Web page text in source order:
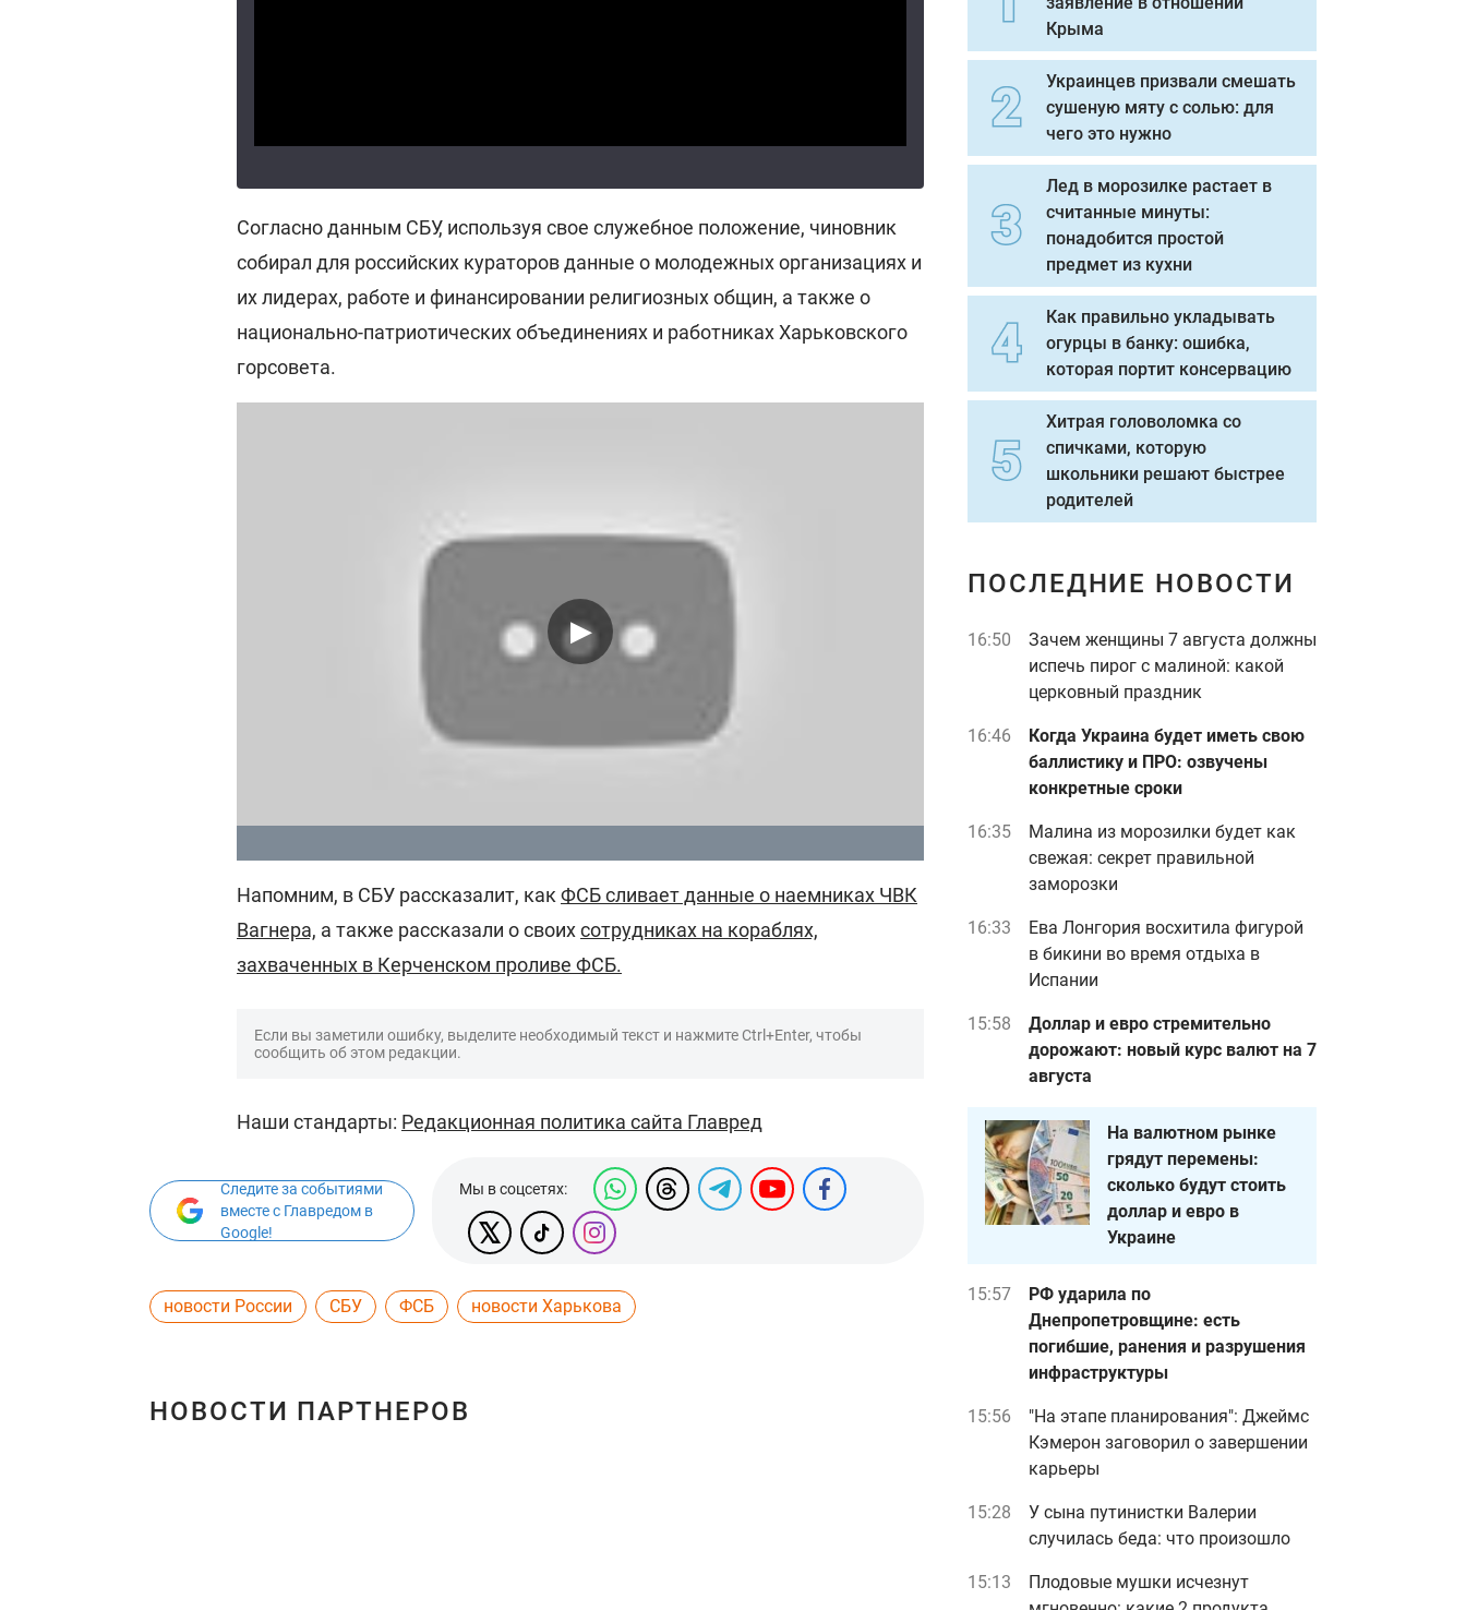
Согласно данным СБУ, используя свое служебное положение, чиновник
собирал для российских кураторов данные о молодежных организациях и
их лидерах, работе и финансировании религиозных общин, а также о
национально-патриотических объединениях и работниках Харьковского
горсовета.
Напомним, в СБУ рассказалит, какФСБ сливает данные о наемниках ЧВК
Вагнера, а также рассказали о своихсотрудниках на кораблях,
захваченных в Керченском проливе ФСБ.
Если вы заметили ошибку, выделите необходимый текст и нажмите Ctrl+Enter, чтобы
сообщить об этом редакции.
Наши стандарты: Редакционная политика сайта Главред
Следите за событиями
вместе с Главредом в
Google!
Мы в соцсетях:
новости России СБУ ФСБ новости Харькова
НОВОСТИ ПАРТНЕРОВ
Крыма
Украинцев призвали смешать
сушеную мяту с солью: для
чего это нужно
Лед в морозилке растает в
считанные минуты:
понадобится простой
предмет из кухни
Как правильно укладывать
огурцы в банку: ошибка,
которая портит консервацию
Хитрая головоломка со
спичками, которую
школьники решают быстрее
родителей
ПОСЛЕДНИЕ НОВОСТИ
16:50
Зачем женщины 7 августа должны
испечь пирог с малиной: какой
церковный праздник
16:46
Когда Украина будет иметь свою
баллистику и ПРО: озвучены
конкретные сроки
16:35
Малина из морозилки будет как
свежая: секрет правильной
заморозки
16:33
Ева Лонгория восхитила фигурой
в бикини во время отдыха в
Испании
15:58
Доллар и евро стремительно
дорожают: новый курс валют на 7
августа
На валютном рынке
грядут перемены:
сколько будут стоить
доллар и евро в
Украине
15:57
РФ ударила по
Днепропетровщине: есть
погибшие, ранения и разрушения
инфраструктуры
15:56
"На этапе планирования": Джеймс
Кэмерон заговорил о завершении
карьеры
15:28
У сына путинистки Валерии
случилась беда: что произошло
15:13
Плодовые мушки исчезнут